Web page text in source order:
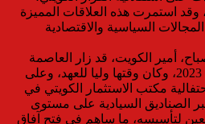
استمرت هذه العلاقات المميزة
السياسية والاقتصادية
أمير الكويت، قد زار العاصمة
البريطانية لندن في أغسطس 2023، وكان وقتها وليا للعهد، وعلى
مكتب الاستثمار الكويتي في
الصناديق السيادية على مستوى
لتأسيسه، ما ساهم فى فتح آفاق